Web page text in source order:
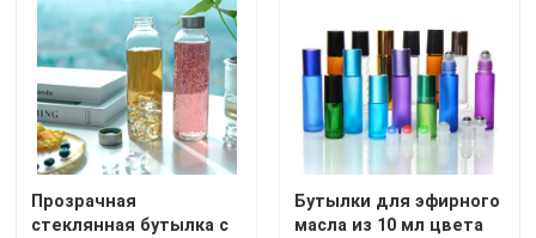
Прозрачная
стеклянная бутылка с
Бутылки для эфирного
масла из 10 мл цвета